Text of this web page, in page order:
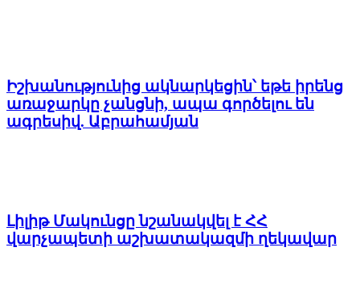
Իշխանությունից ակնարկեցին՝ եթե իրենց
առաջարկը չանցնի, ապա գործելու են
ագրեսիվ. Աբրահամյան
Լիլիթ Մակունցը նշանակվել է ՀՀ
վարչապետի աշխատակազմի ղեկավար